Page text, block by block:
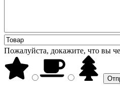
Пожалуйста, докажите, что вы